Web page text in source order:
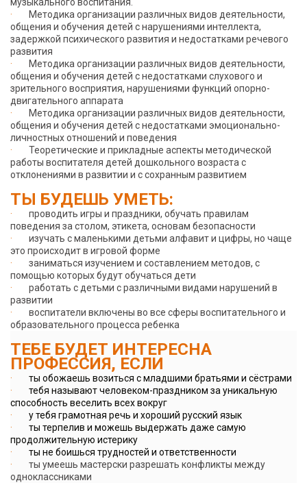
·
Методика организации различных видов деятельности,
общения и обучения детей с нарушениями интеллекта,
задержкой психического развития и недостатками речевого
развития
·
Методика организации различных видов деятельности,
общения и обучения детей с недостатками слухового и
зрительного восприятия, нарушениями функций опорно-
двигательного аппарата
·
Методика организации различных видов деятельности,
общения и обучения детей с недостатками эмоционально-
личностных отношений и поведения
· Теоретические и прикладные аспекты методической
работы воспитателя детей дошкольного возраста с
отклонениями в развитии и с сохранным развитием
ТЫ БУДЕШЬ УМЕТЬ:
· проводить игры и праздники, обучать правилам
поведения за столом, этикета, основам безопасности
· изучать с маленькими детьми алфавит и цифры, но чаще
это происходит в игровой форме
· заниматься изучением и составлением методов, с
помощью которых будут обучаться дети
· работать с детьми с различными видами нарушений в
развитии
· воспитатели включены во все сферы воспитательного и
образовательного процесса ребенка
ТЕБЕ БУДЕТ ИНТЕРЕСНА
ПРОФЕССИЯ, ЕСЛИ
· ты обожаешь возиться с младшими братьями и сёстрами
· тебя называют человеком-праздником за уникальную
способность веселить всех вокруг
· у тебя грамотная речь и хороший русский язык
· ты терпелив и можешь выдержать даже самую
продолжительную истерику
· ты не боишься трудностей и ответственности
· ты умеешь мастерски разрешать конфликты между
одноклассниками